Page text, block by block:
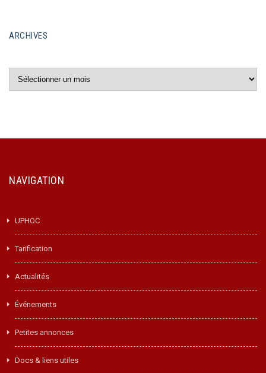
ARCHIVES
NAVIGATION
UPHOC
Tarification
Actualités
Événements
Petites annonces
Docs & liens utiles